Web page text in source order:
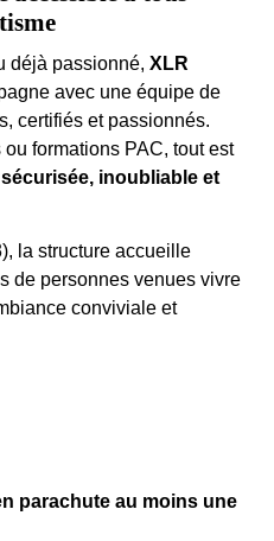
déjà passionné, XLR
avec une équipe de
certifiés et passionnés.
formations PAC, tout est
sécurisée, inoubliable et
la structure accueille
de personnes venues vivre
conviviale et
parachute au moins une